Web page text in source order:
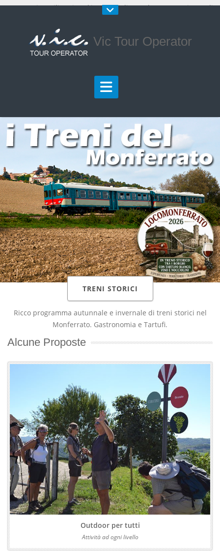
Vic Tour Operator
TRENI STORICI
Ricco programma autunnale e invernale di treni storici nel
Monferrato. Gastronomia e Tartufi.
Alcune Proposte
Outdoor per tutti
Attività ad ogni livello
Questo sito utilizza i cookie per migliorare la tua esperienza di